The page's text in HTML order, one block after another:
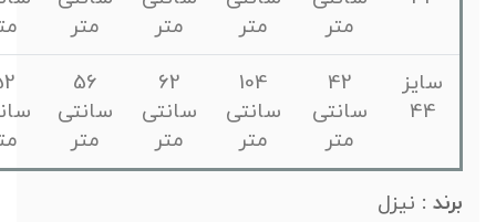
سانتی
سانتی
سانتی
سانتی
سانتی
:نیزل